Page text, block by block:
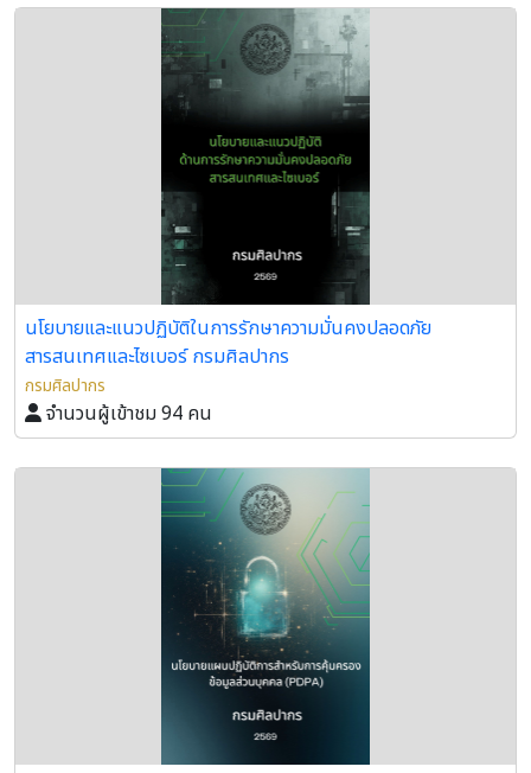
นโยบายและแนวปฏิบัติในการรักษาความมั่นคงปลอดภัย
สารสนเทศและไซเบอร์ กรมศิลปากร
กรมศิลปากร
จำนวนผู้เข้าชม 94 คน